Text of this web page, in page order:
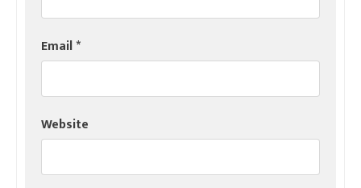
Email*
Website